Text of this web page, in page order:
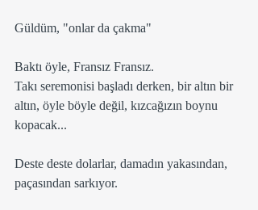
Güldüm, "onlar da çakma"
Baktı öyle, Fransız Fransız.
Takı seremonisi başladı derken, bir altın bir
altın, öyle böyle değil, kızcağızın boynu
kopacak...
Deste deste dolarlar, damadın yakasından,
paçasından sarkıyor.